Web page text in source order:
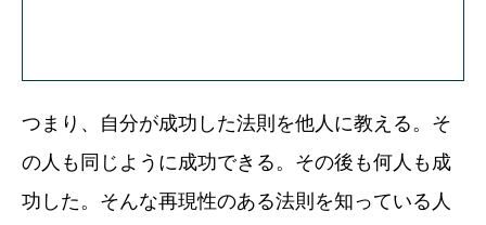
つまり、自分が成功した法則を他人に教える。そ
の人も同じように成功できる。その後も何人も成
功した。そんな再現性のある法則を知っている人